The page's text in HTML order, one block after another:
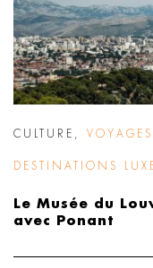
CULTURE
DESTINATIONS
Le Musée du
avec Ponant